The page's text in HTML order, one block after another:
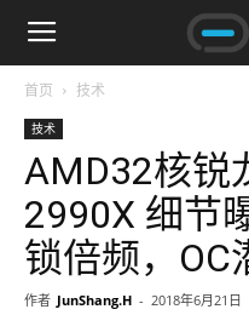
首页 技术
技术
AMD32核锐
2990X 细节
锁倍频，OC
作者 JunShang.H - 2018年6月21日